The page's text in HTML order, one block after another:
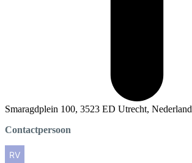
Smaragdplein 100, 3523 ED Utrecht, Nederland
Contactpersoon